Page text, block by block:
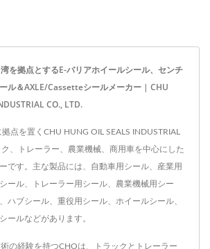
を拠点とするE-バリアホイールシール、センチ
ル＆AXLE/Cassetteシールメーカー | CHU
CO., LTD.
点を置くCHU HUNG OIL SEALS INDUSTRIAL
、トレーラー、農業機械、商用車を中心にした
です。主な製品には、自動車用シール、産業用
ール、トレーラー用シール、農業機械用シー
ハブシール、重役用シール、ホイールシール、
ールなどがあります。
の経験を持つCHOは、トラックとトレーラー